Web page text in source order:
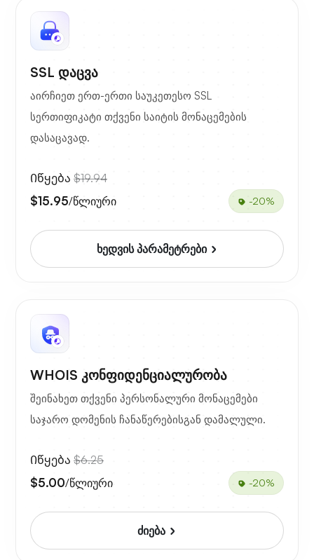
SSL დაცვა
აირჩიეთ ერთ-ერთი საუკეთესო SSL
სერთიფიკატი თქვენი საიტის მონაცემების
დასაცავად.
Იწყება $19.94
$15.95/წლიური -20%
ხედვის პარამეტრები
WHOIS კონფიდენციალურობა
შეინახეთ თქვენი პერსონალური მონაცემები
საჯარო დომენის ჩანაწერებისგან დამალული.
Იწყება $6.25
$5.00/წლიური -20%
ძიება